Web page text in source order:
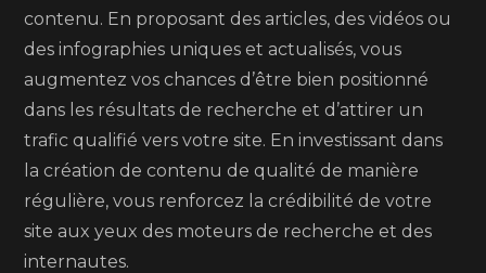
contenu. En proposant des articles, des vidéos ou
des infographies uniques et actualisés, vous
augmentez vos chances d’être bien positionné
dans les résultats de recherche et d’attirer un
trafic qualifié vers votre site. En investissant dans
la création de contenu de qualité de manière
régulière, vous renforcez la crédibilité de votre
site aux yeux des moteurs de recherche et des
internautes.